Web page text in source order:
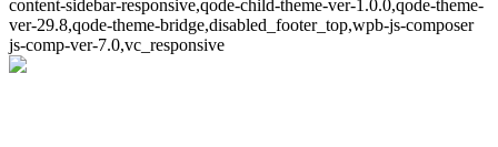
content-sidebar-responsive,qode-child-theme-ver-1.0.0,qode-theme-
ver-29.8,qode-theme-bridge,disabled_footer_top,wpb-js-composer
js-comp-ver-7.0,vc_responsive